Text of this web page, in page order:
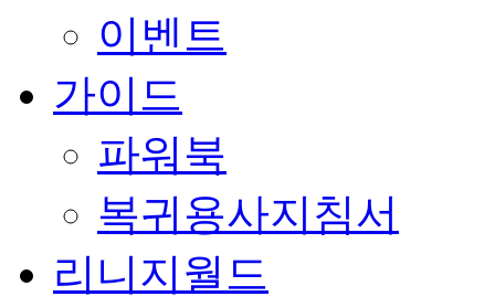
이벤트
가이드
파워북
복귀용사지침서
리니지월드